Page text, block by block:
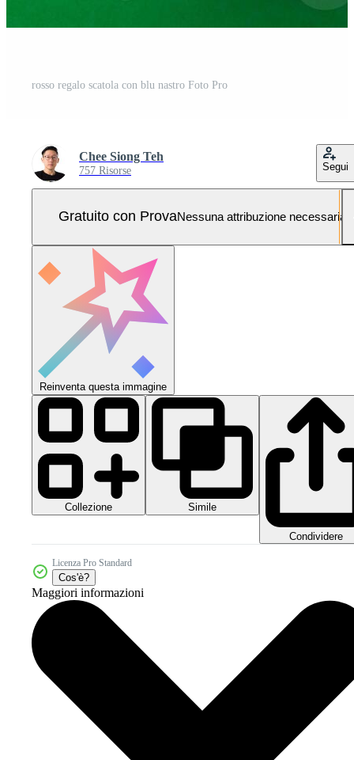
rosso regalo scatola con blu nastro Foto Pro
Chee Siong Teh
757 Risorse Segui
Gratuito con ProvaNessuna attribuzione necessaria
Reinventa questa immagine
Collezione Simile
Condividere
Licenza Pro Standard
Cos'è?
Maggiori informazioni